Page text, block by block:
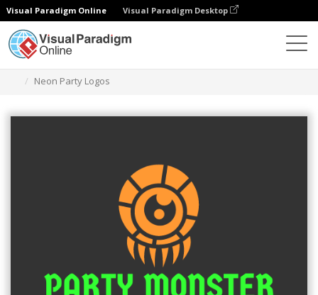
Visual Paradigm Online Visual Paradigm Desktop
Neon Party Logos